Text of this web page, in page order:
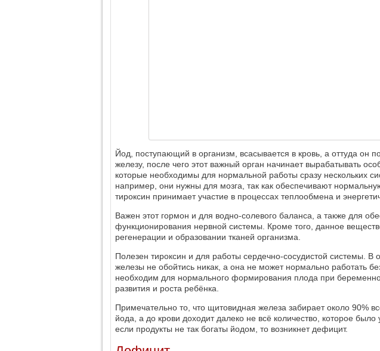
Йод, поступающий в организм, всасывается в кровь, а оттуда он
железу, после чего этот важный орган начинает вырабатывать
которые необходимы для нормальной работы сразу нескольких
например, они нужны для мозга, так как обеспечивают
тироксин принимает участие в процессах теплообмена и
Важен этот гормон и для водно-солевого баланса, а также для
функционирования нервной системы. Кроме того, данное
регенерации и образовании тканей организма.
Полезен тироксин и для работы сердечно-сосудистой системы.
железы не обойтись никак, а она не может нормально работать
необходим для нормального формирования плода при
развития и роста ребёнка.
Примечательно то, что щитовидная железа забирает около 90%
йода, а до крови доходит далеко не всё количество, которое
если продукты не так богаты йодом, то возникнет дефицит.